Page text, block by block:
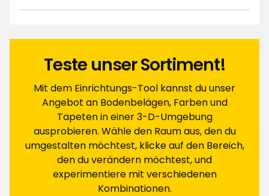
4.6
16 ratings
3 ☆
1 ☆
Sortieren nach
Filtern nach
Bewertungen (16)
Karl
Teste unser Sortiment!
Mit dem Einrichtungs-Tool kannst du unser
Angebot an Bodenbelägen, Farben und
Tapeten in einer 3-D-Umgebung
ausprobieren. Wähle den Raum aus, den du
umgestalten möchtest, klicke auf den Bereich,
den du verändern möchtest, und
experimentiere mit verschiedenen
Kombinationen.